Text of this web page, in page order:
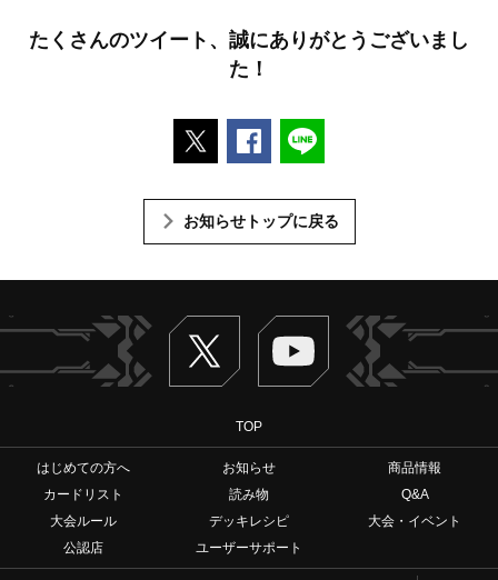
たくさんのツイート、誠にありがとうございまし
た！
ポストするFacebookでシェアする
お知らせトップに戻る
Twitter ヴァンガードch
TOP
はじめての方へ お知らせ
商品情報
カードリスト
読み物
Q&A
大会ルール
デッキレシピ
大会・イベント
公認店
ユーザーサポート